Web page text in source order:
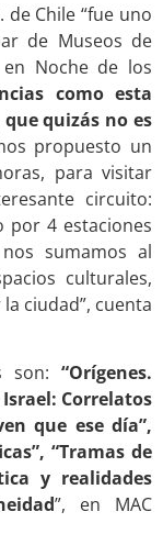
de Chile “fue uno
de Museos de
Noche de los
como esta
quizás no es
propuesto un
para visitar
circuito:
por 4 estaciones
sumamos al
culturales,
ciudad”, cuenta
son: “Orígenes.
Correlatos
que ese día”,
“Tramas de
y realidades
”, en MAC